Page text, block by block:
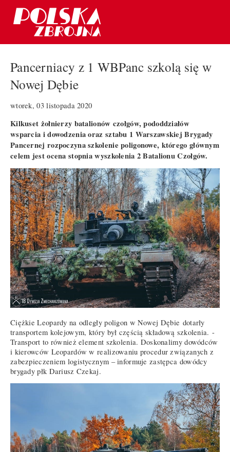
Pancerniacy z 1 WBPanc szkolą się w
Nowej Dębie
wtorek, 03 listopada 2020
Kilkuset żołnierzy batalionów czołgów, pododdziałów
wsparcia i dowodzenia oraz sztabu 1 Warszawskiej Brygady
Pancernej rozpoczyna szkolenie poligonowe, którego głównym
celem jest ocena stopnia wyszkolenia 2 Batalionu Czołgów.
Ciężkie Leopardy na odległy poligon w Nowej Dębie dotarły
transportem kolejowym, który był częścią składową szkolenia. -
Transport to również element szkolenia. Doskonalimy dowódców
i kierowców Leopardów w realizowaniu procedur związanych z
zabezpieczeniem logistycznym – informuje zastępca dowódcy
brygady płk Dariusz Czekaj.